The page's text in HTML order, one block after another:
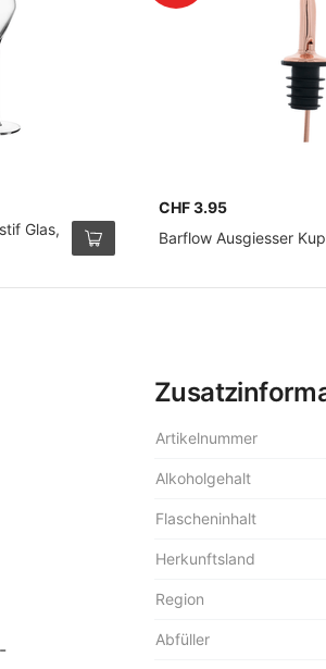
Glas,
CHF 3.95
Barflow Ausgiesser
Artikelnummer
Alkoholgehalt
Flascheninhalt
Herkunftsland
Region
Abfüller